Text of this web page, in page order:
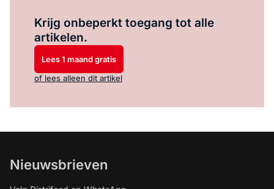
Krijg onbeperkt toegang tot alle
artikelen.
Lees 1 maand gratis
of lees alleen dit artikel
Nieuwsbrieven